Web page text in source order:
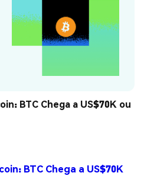
BTC Chega a US$70K ou
BTC Chega a US$70K